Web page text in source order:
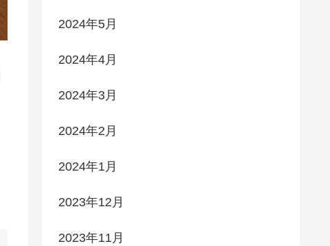
2024年5月
2024年4月
2024年3月
2024年2月
2024年1月
2023年12月
2023年11月